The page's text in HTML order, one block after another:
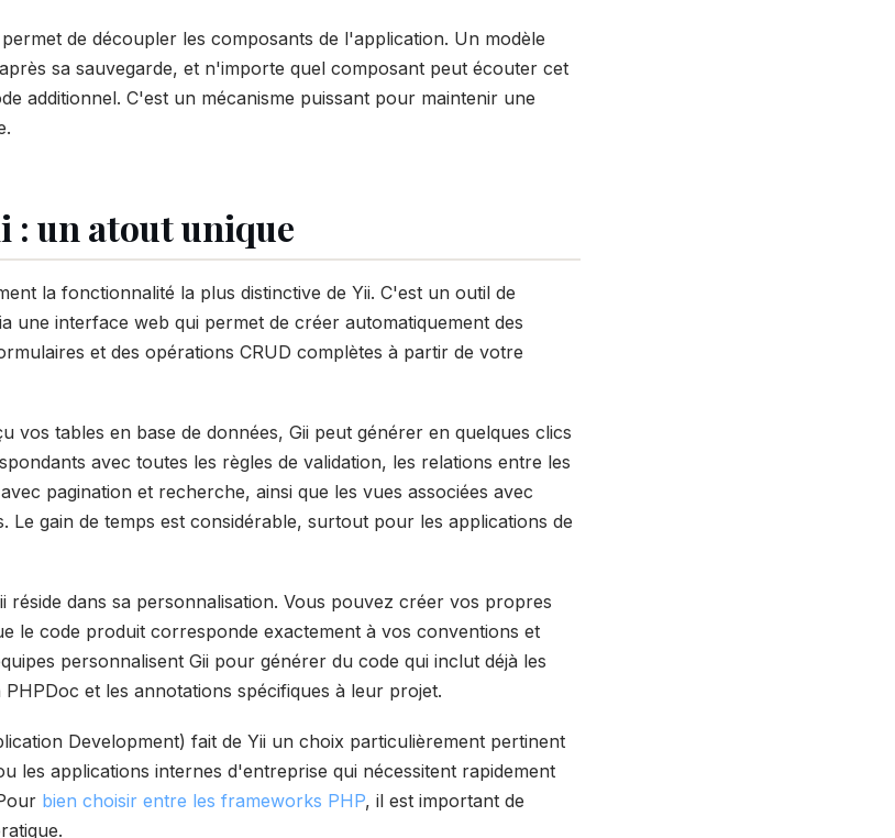
de découpler les composants de l'application. Un modèle
sa sauvegarde, et n'importe quel composant peut écouter cet
additionnel. C'est un mécanisme puissant pour maintenir une
: un atout unique
la fonctionnalité la plus distinctive de Yii. C'est un outil de
une interface web qui permet de créer automatiquement des
et des opérations CRUD complètes à partir de votre
vos tables en base de données, Gii peut générer en quelques clics
avec toutes les règles de validation, les relations entre les
pagination et recherche, ainsi que les vues associées avec
Le gain de temps est considérable, surtout pour les applications de
réside dans sa personnalisation. Vous pouvez créer vos propres
le code produit corresponde exactement à vos conventions et
personnalisent Gii pour générer du code qui inclut déjà les
et les annotations spécifiques à leur projet.
Development) fait de Yii un choix particulièrement pertinent
les applications internes d'entreprise qui nécessitent rapidement
bien choisir entre les frameworks PHP, il est important de